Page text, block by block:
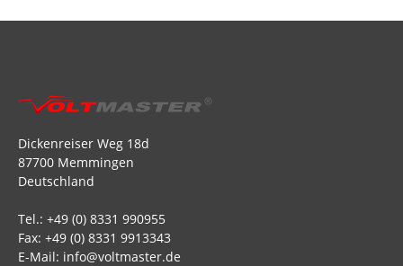
Dickenreiser Weg 18d
87700 Memmingen
Deutschland
Tel.: +49 (0) 8331 990955
Fax: +49 (0) 8331 9913343
E-Mail: info@voltmaster.de